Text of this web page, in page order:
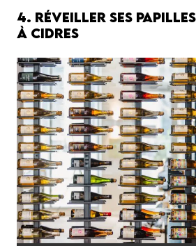
4. Réveiller ses
à cidres